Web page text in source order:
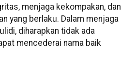
menjaga kekompakan, dan
yang berlaku. Dalam menjaga
diharapkan tidak ada
mencederai nama baik